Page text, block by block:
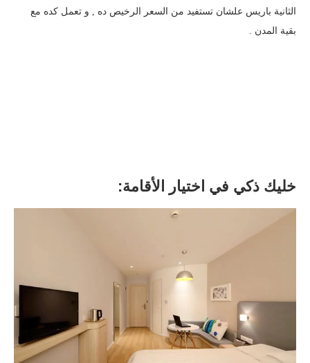
الثانية باريس علشان تستفيد من السعر الرخيص ده , و تعمل كده مع
بقية المدن .
خليك ذكي في اختيار الأقامة: